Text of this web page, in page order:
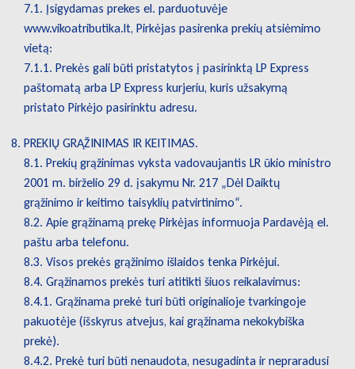
7.1. Įsigydamas prekes el. parduotuvėje
www.vikoatributika.lt, Pirkėjas pasirenka prekių atsiėmimo
vietą:
7.1.1. Prekės gali būti pristatytos į pasirinktą LP Express
paštomatą arba LP Express kurjeriu, kuris užsakymą
pristato Pirkėjo pasirinktu adresu.
PREKIŲ GRĄŽINIMAS IR KEITIMAS.
8.1. Prekių grąžinimas vyksta vadovaujantis LR ūkio ministro
2001 m. birželio 29 d. įsakymu Nr. 217 „Dėl Daiktų
grąžinimo ir keitimo taisyklių patvirtinimo“.
8.2. Apie grąžinamą prekę Pirkėjas informuoja Pardavėją el.
paštu arba telefonu.
8.3. Visos prekės grąžinimo išlaidos tenka Pirkėjui.
8.4. Grąžinamos prekės turi atitikti šiuos reikalavimus:
8.4.1. Grąžinama prekė turi būti originalioje tvarkingoje
pakuotėje (išskyrus atvejus, kai grąžinama nekokybiška
prekė).
8.4.2. Prekė turi būti nenaudota, nesugadinta ir nepraradusi